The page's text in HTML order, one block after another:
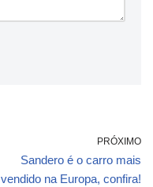
PRÓXIMO
Sandero é o carro mais
vendido na Europa, confira!